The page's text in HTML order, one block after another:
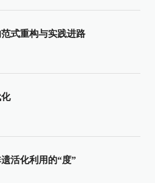
式重构与实践进路
活化利用的“度”